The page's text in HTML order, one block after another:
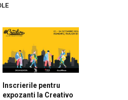
Inscrierile pentru
expozanti la Creativo